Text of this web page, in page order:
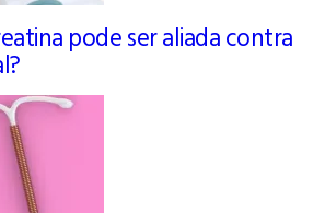
pode ser aliada contra